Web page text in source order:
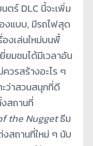
ร์ DLC นี้จะเพิ่ม
งแบบ, มีรถไฟสุด
งเล่นใหม่บนพื้
ยมชมได้มีเวลาอัน
วรสร้างอะไร ๆ
ะว่าสวนสนุกที่ดี
สถานที่
the Nuggetธีม
สถานที่ใหม่ ๆ นับ